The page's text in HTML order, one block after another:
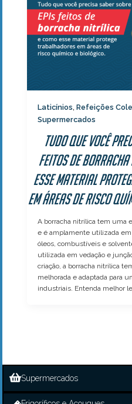
Laticínios, Refeições
Supermercados
Tudo que você
feitos de
esse material
em áreas de risco
A borracha nitrílica tem uma
e é amplamente utilizada
óleos, combustíveis e
utilizada em vedação e
criação, a borracha nitrílica
melhorada e adaptada para
industriais. Entenda melhor
Supermercados